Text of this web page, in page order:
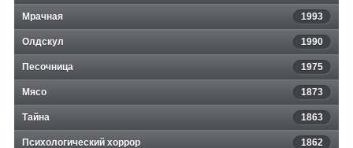
Мрачная 1993
Олдскул 1990
Песочница 1975
Мясо 1873
Тайна 1863
Психологический хоррор 1862